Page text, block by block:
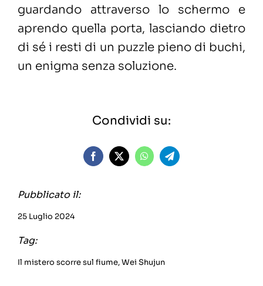
guardando attraverso lo schermo e
aprendo quella porta, lasciando dietro
di sé i resti di un puzzle pieno di buchi,
un enigma senza soluzione.
Condividi su:
Pubblicato il:
25 Luglio 2024
Tag:
Il mistero scorre sul fiume,Wei Shujun